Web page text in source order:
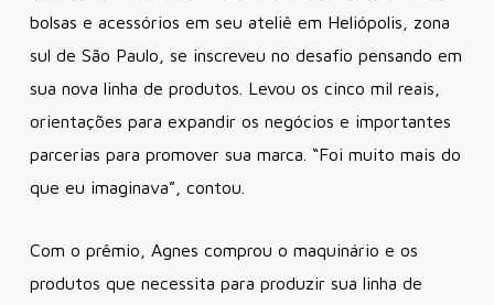
bolsas e acessórios em seu ateliê em Heliópolis, zona
sul de São Paulo, se inscreveu no desafio pensando em
sua nova linha de produtos. Levou os cinco mil reais,
orientações para expandir os negócios e importantes
parcerias para promover sua marca. “Foi muito mais do
que eu imaginava”, contou.
Com o prêmio, Agnes comprou o maquinário e os
produtos que necessita para produzir sua linha de